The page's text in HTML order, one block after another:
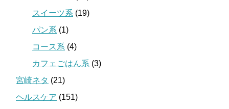
スイーツ系 (19)
パン系 (1)
コース系 (4)
カフェごはん系 (3)
宮崎ネタ (21)
ヘルスケア (151)